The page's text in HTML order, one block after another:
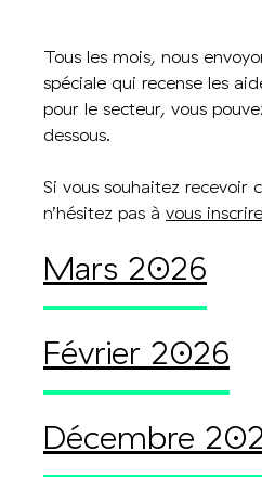
Tous les mois, nous
spéciale qui recense les
pour le secteur, vous
dessous.
Si vous souhaitez recevoir
n’hésitez pas à vous
Mars 2026
Février 2026
Décembre